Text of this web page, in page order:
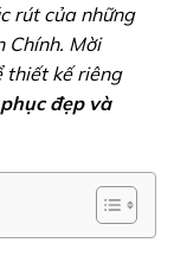
rút của những
Chính. Mời
thiết kế riêng
đẹp và